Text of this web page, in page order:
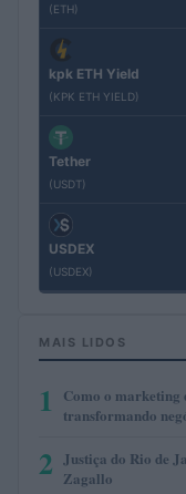
(ETH)
kpk ETH Yield
(KPK ETH YIELD)
Tether
(USDT)
USDEX
(USDEX)
MAIS LIDOS
1
Como o marketing
transformando
2
Justiça do Rio de
Zagallo